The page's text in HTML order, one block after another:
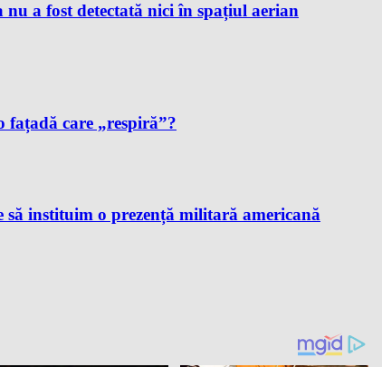
a fost detectată nici în spațiul aerian
fațadă care „respiră”?
instituim o prezență militară americană